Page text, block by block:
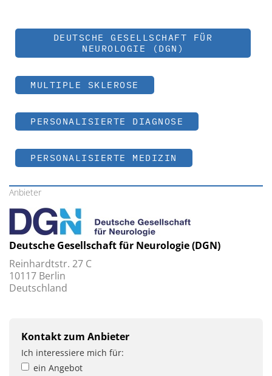
DEUTSCHE GESELLSCHAFT FÜR
NEUROLOGIE (DGN)
MULTIPLE SKLEROSE
PERSONALISIERTE DIAGNOSE
PERSONALISIERTE MEDIZIN
Anbieter
Deutsche Gesellschaft für Neurologie (DGN)
Reinhardtstr. 27 C
10117 Berlin
Deutschland
Kontakt zum Anbieter
Ich interessiere mich für:
ein Angebot